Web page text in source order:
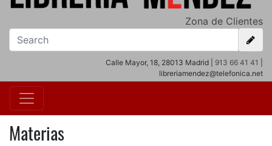
Zona de Clientes
Calle Mayor, 18, 28013 Madrid | 913 66 41 41
libreriamendez@telefonica.net
Materias